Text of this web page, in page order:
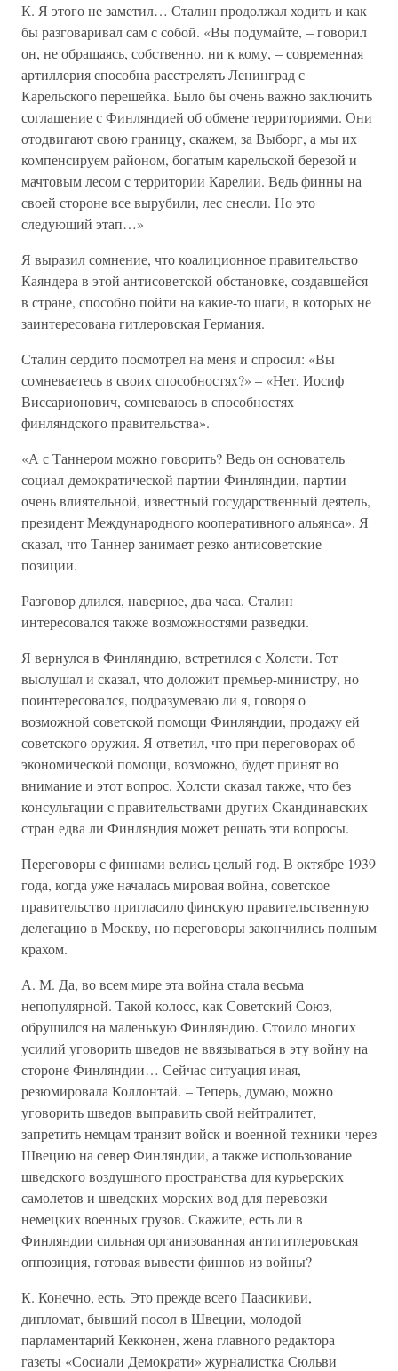
К. Я этого не заметил… Сталин продолжал ходить и как
бы разговаривал сам с собой. «Вы подумайте, – говорил
он, не обращаясь, собственно, ни к кому, – современная
артиллерия способна расстрелять Ленинград с
Карельского перешейка. Было бы очень важно заключить
соглашение с Финляндией об обмене территориями. Они
отодвигают свою границу, скажем, за Выборг, а мы их
компенсируем районом, богатым карельской березой и
мачтовым лесом с территории Карелии. Ведь финны на
своей стороне все вырубили, лес снесли. Но это
следующий этап…»
Я выразил сомнение, что коалиционное правительство
Каяндера в этой антисоветской обстановке, создавшейся
в стране, способно пойти на какие-то шаги, в которых не
заинтересована гитлеровская Германия.
Сталин сердито посмотрел на меня и спросил: «Вы
сомневаетесь в своих способностях?» – «Нет, Иосиф
Виссарионович, сомневаюсь в способностях
финляндского правительства».
«А с Таннером можно говорить? Ведь он основатель
социал-демократической партии Финляндии, партии
очень влиятельной, известный государственный деятель,
президент Международного кооперативного альянса». Я
сказал, что Таннер занимает резко антисоветские
позиции.
Разговор длился, наверное, два часа. Сталин
интересовался также возможностями разведки.
Я вернулся в Финляндию, встретился с Холсти. Тот
выслушал и сказал, что доложит премьер-министру, но
поинтересовался, подразумеваю ли я, говоря о
возможной советской помощи Финляндии, продажу ей
советского оружия. Я ответил, что при переговорах об
экономической помощи, возможно, будет принят во
внимание и этот вопрос. Холсти сказал также, что без
консультации с правительствами других Скандинавских
стран едва ли Финляндия может решать эти вопросы.
Переговоры с финнами велись целый год. В октябре 1939
года, когда уже началась мировая война, советское
правительство пригласило финскую правительственную
делегацию в Москву, но переговоры закончились полным
крахом.
А. М. Да, во всем мире эта война стала весьма
непопулярной. Такой колосс, как Советский Союз,
обрушился на маленькую Финляндию. Стоило многих
усилий уговорить шведов не ввязываться в эту войну на
стороне Финляндии… Сейчас ситуация иная, –
резюмировала Коллонтай. – Теперь, думаю, можно
уговорить шведов выправить свой нейтралитет,
запретить немцам транзит войск и военной техники через
Швецию на север Финляндии, а также использование
шведского воздушного пространства для курьерских
самолетов и шведских морских вод для перевозки
немецких военных грузов. Скажите, есть ли в
Финляндии сильная организованная антигитлеровская
оппозиция, готовая вывести финнов из войны?
К. Конечно, есть. Это прежде всего Паасикиви,
дипломат, бывший посол в Швеции, молодой
парламентарий Кекконен, жена главного редактора
газеты «Сосиали Демократи» журналистка Сюльви